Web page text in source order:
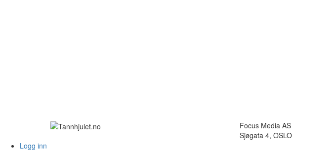
Focus Media AS
Sjøgata 4, OSLO
Logg inn